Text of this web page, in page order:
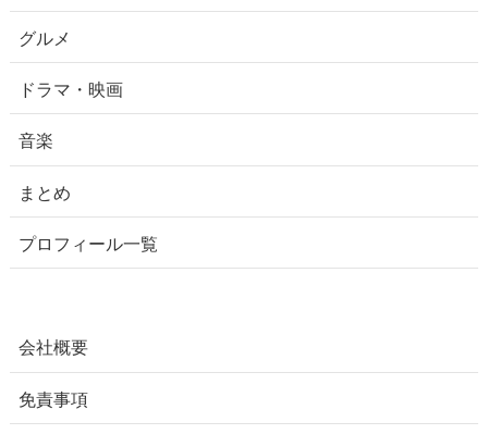
グルメ
ドラマ・映画
音楽
まとめ
プロフィール一覧
会社概要
免責事項